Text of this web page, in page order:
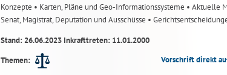
Konzepte • Karten, Pläne und Geo-Informationssysteme • Aktuelle
Senat, Magistrat, Deputation und Ausschüsse •
Stand: 26.06.2023 Inkrafttreten: 11.01.2000
Themen:
Vorschrift direkt